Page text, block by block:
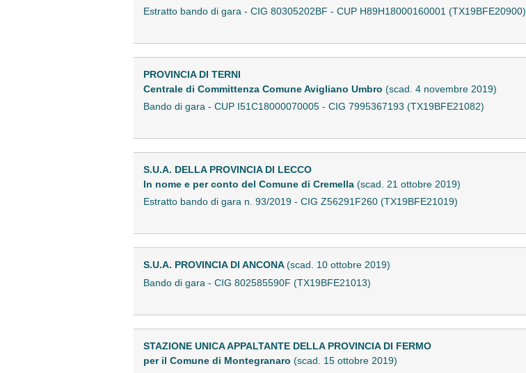
Estratto bando di gara - CIG 80305202BF - CUP H89H18000160001 (TX19BFE20900)
PROVINCIA DI TERNI
Centrale di Committenza Comune Avigliano Umbro (scad. 4 novembre 2019)
Bando di gara - CUP I51C18000070005 - CIG 7995367193 (TX19BFE21082)
S.U.A. DELLA PROVINCIA DI LECCO
In nome e per conto del Comune di Cremella (scad. 21 ottobre 2019)
Estratto bando di gara n. 93/2019 - CIG Z56291F260 (TX19BFE21019)
S.U.A. PROVINCIA DI ANCONA(scad. 10 ottobre 2019)
Bando di gara - CIG 802585590F (TX19BFE21013)
STAZIONE UNICA APPALTANTE DELLA PROVINCIA DI FERMO
per il Comune di Montegranaro (scad. 15 ottobre 2019)